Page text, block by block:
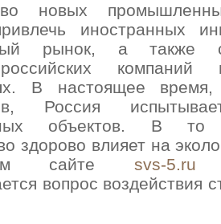
новых
иностранных
рынок, а также
В настоящее
Россия
объектов. В
здорово влияет на
сайте svs-5.ru
вопрос воздействия